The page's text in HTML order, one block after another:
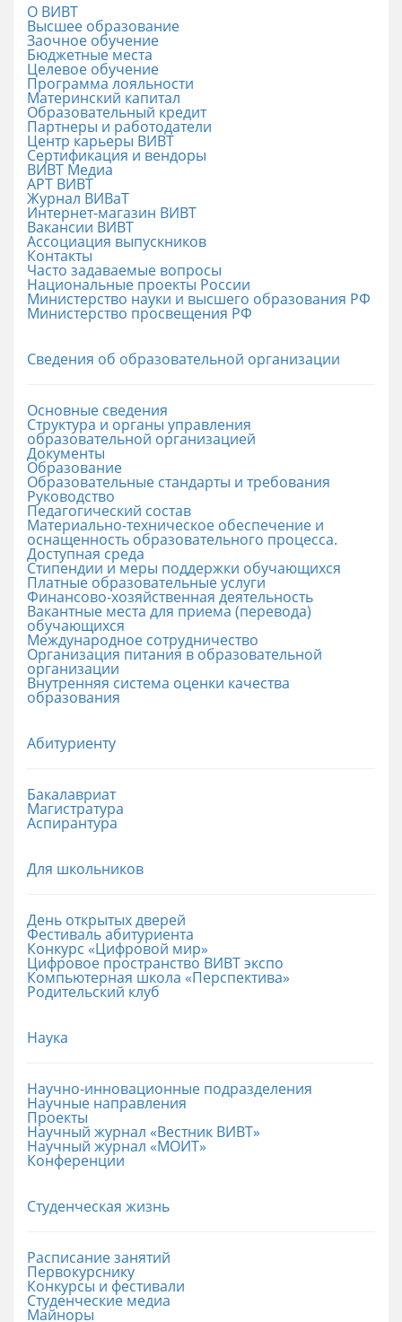
О ВИВТ
Высшее образование
Заочное обучение
Бюджетные места
Целевое обучение
Программа лояльности
Материнский капитал
Образовательный кредит
Партнеры и работодатели
Центр карьеры ВИВТ
Сертификация и вендоры
ВИВТ Медиа
АРТ ВИВТ
Журнал ВИВаТ
Интернет-магазин ВИВТ
Вакансии ВИВТ
Ассоциация выпускников
Контакты
Часто задаваемые вопросы
Национальные проекты России
Министерство науки и высшего образования РФ
Министерство просвещения РФ
Сведения об образовательной организации
Основные сведения
Структура и органы управления
образовательной организацией
Документы
Образование
Образовательные стандарты и требования
Руководство
Педагогический состав
Материально-техническое обеспечение и
оснащенность образовательного процесса.
Доступная среда
Стипендии и меры поддержки обучающихся
Платные образовательные услуги
Финансово-хозяйственная деятельность
Вакантные места для приема (перевода)
обучающихся
Международное сотрудничество
Организация питания в образовательной
организации
Внутренняя система оценки качества
образования
Абитуриенту
Бакалавриат
Магистратура
Аспирантура
Для школьников
День открытых дверей
Фестиваль абитуриента
Конкурс «Цифровой мир»
Цифровое пространство ВИВТ экспо
Компьютерная школа «Перспектива»
Родительский клуб
Наука
Научно-инновационные подразделения
Научные направления
Проекты
Научный журнал «Вестник ВИВТ»
Научный журнал «МОИТ»
Конференции
Студенческая жизнь
Расписание занятий
Первокурснику
Конкурсы и фестивали
Студенческие медиа
Майноры